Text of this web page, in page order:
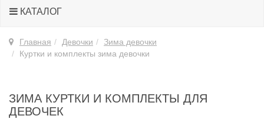
КАТАЛОГ
Главная Девочки
Зима девочки
Куртки и комплекты зима девочки
ЗИМА КУРТКИ И КОМПЛЕКТЫ ДЛЯ
ДЕВОЧЕК